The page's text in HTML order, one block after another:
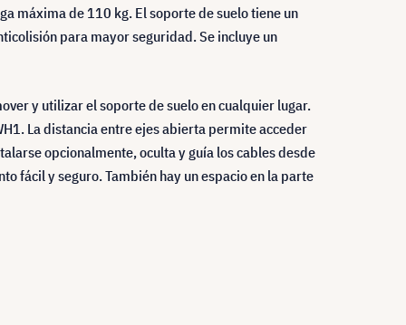
máxima de 110 kg. El soporte de suelo tiene un
para mayor seguridad. Se incluye un
y utilizar el soporte de suelo en cualquier lugar.
La distancia entre ejes abierta permite acceder
opcionalmente, oculta y guía los cables desde
fácil y seguro. También hay un espacio en la parte